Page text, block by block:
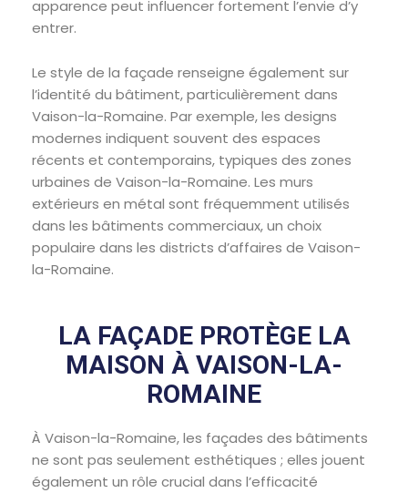
apparence peut influencer fortement l’envie d’y
entrer.
Le style de la façade renseigne également sur
l’identité du bâtiment, particulièrement dans
Vaison-la-Romaine. Par exemple, les designs
modernes indiquent souvent des espaces
récents et contemporains, typiques des zones
urbaines de Vaison-la-Romaine. Les murs
extérieurs en métal sont fréquemment utilisés
dans les bâtiments commerciaux, un choix
populaire dans les districts d’affaires de Vaison-
la-Romaine.
LA FAÇADE PROTÈGE LA
MAISON À VAISON-LA-
ROMAINE
À Vaison-la-Romaine, les façades des bâtiments
ne sont pas seulement esthétiques ; elles jouent
également un rôle crucial dans l’efficacité